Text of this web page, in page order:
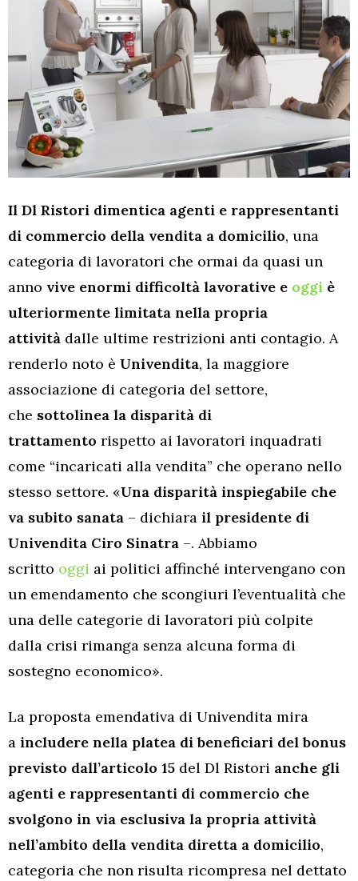
Il Dl Ristori dimentica agenti e rappresentanti
di commercio della vendita a domicilio, una
categoria di lavoratori che ormai da quasi un
anno vive enormi difficoltà lavorative e oggi è
ulteriormente limitata nella propria
attività dalle ultime restrizioni anti contagio. A
renderlo noto è Univendita, la maggiore
associazione di categoria del settore,
che sottolinea la disparità di
trattamento rispetto ai lavoratori inquadrati
come “incaricati alla vendita” che operano nello
stesso settore. «Una disparità inspiegabile che
va subito sanata – dichiara il presidente di
Univendita Ciro Sinatra –. Abbiamo
scritto oggi ai politici affinché intervengano con
un emendamento che scongiuri l’eventualità che
una delle categorie di lavoratori più colpite
dalla crisi rimanga senza alcuna forma di
sostegno economico».
La proposta emendativa di Univendita mira
a includere nella platea di beneficiari del bonus
previsto dall’articolo 15 del Dl Ristori anche gli
agenti e rappresentanti di commercio che
svolgono in via esclusiva la propria attività
nell’ambito della vendita diretta a domicilio,
categoria che non risulta ricompresa nel dettato